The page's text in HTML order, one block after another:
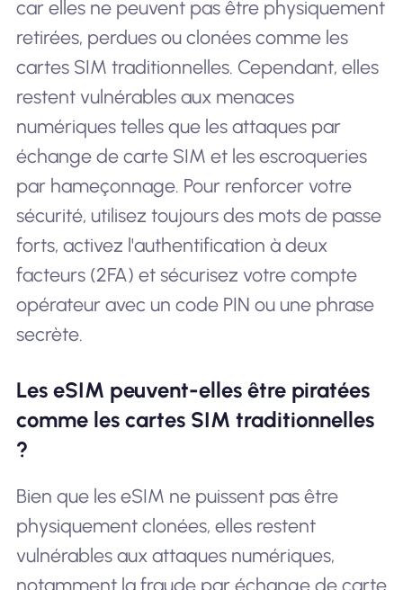
car elles ne peuvent pas être physiquement
retirées, perdues ou clonées comme les
cartes SIM traditionnelles. Cependant, elles
restent vulnérables aux menaces
numériques telles que les attaques par
échange de carte SIM et les escroqueries
par hameçonnage. Pour renforcer votre
sécurité, utilisez toujours des mots de passe
forts, activez l'authentification à deux
facteurs (2FA) et sécurisez votre compte
opérateur avec un code PIN ou une phrase
secrète.
Les eSIM peuvent-elles être piratées
comme les cartes SIM traditionnelles
?
Bien que les eSIM ne puissent pas être
physiquement clonées, elles restent
vulnérables aux attaques numériques,
notamment la fraude par échange de carte